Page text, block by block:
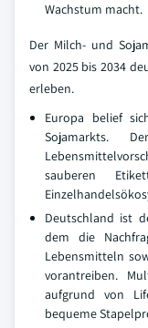
Wachstum macht.
Der Milch- und
von 2025 bis 2034
erleben.
Europa belief
Sojamarkts.
sauberen
Deutschland ist
dem die
Lebensmitteln
vorantreiben.
aufgrund von
bequeme